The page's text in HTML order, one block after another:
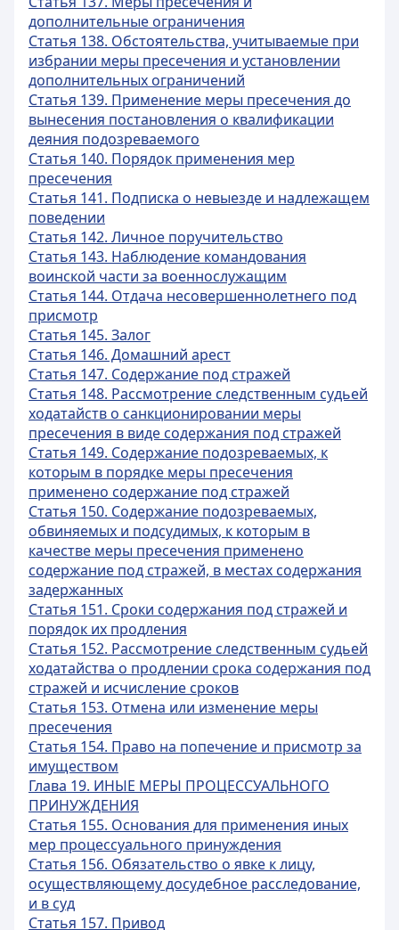
дополнительные ограничения
Статья 138. Обстоятельства, учитываемые при
избрании меры пресечения и установлении
дополнительных ограничений
Статья 139. Применение меры пресечения до
вынесения постановления о квалификации
деяния подозреваемого
Статья 140. Порядок применения мер
пресечения
Статья 141. Подписка о невыезде и надлежащем
поведении
Статья 142. Личное поручительство
Статья 143. Наблюдение командования
воинской части за военнослужащим
Статья 144. Отдача несовершеннолетнего под
присмотр
Статья 145. Залог
Статья 146. Домашний арест
Статья 147. Содержание под стражей
Статья 148. Рассмотрение следственным судьей
ходатайств о санкционировании меры
пресечения в виде содержания под стражей
Статья 149. Содержание подозреваемых, к
которым в порядке меры пресечения
применено содержание под стражей
Статья 150. Содержание подозреваемых,
обвиняемых и подсудимых, к которым в
качестве меры пресечения применено
содержание под стражей, в местах содержания
задержанных
Статья 151. Сроки содержания под стражей и
порядок их продления
Статья 152. Рассмотрение следственным судьей
ходатайства о продлении срока содержания под
стражей и исчисление сроков
Статья 153. Отмена или изменение меры
пресечения
Статья 154. Право на попечение и присмотр за
имуществом
Глава 19. ИНЫЕ МЕРЫ ПРОЦЕССУАЛЬНОГО
ПРИНУЖДЕНИЯ
Статья 155. Основания для применения иных
мер процессуального принуждения
Статья 156. Обязательство о явке к лицу,
осуществляющему досудебное расследование,
и в суд
Статья 157. Привод